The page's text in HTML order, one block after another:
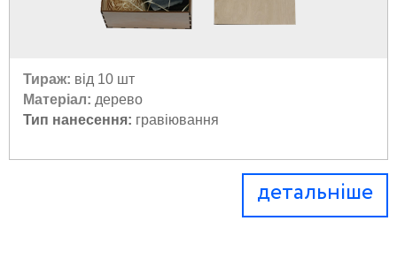
Тираж: від 10 шт
Матеріал: дерево
Тип нанесення: гравіювання
детальніше